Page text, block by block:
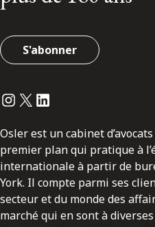
S'abonner
Instagram
Twitter
LinkedIn
Osler est un cabinet
premier plan qui pratique à
internationale à partir de
York. Il compte parmi ses
secteur et du monde des
marché qui en sont à